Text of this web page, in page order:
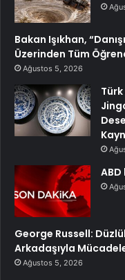
Bakan Işıkhan,
Üzerinden Tüm
Ağustos 5, 2026
ABD
George Russell:
Arkadaşıyla
Ağustos 5, 2026